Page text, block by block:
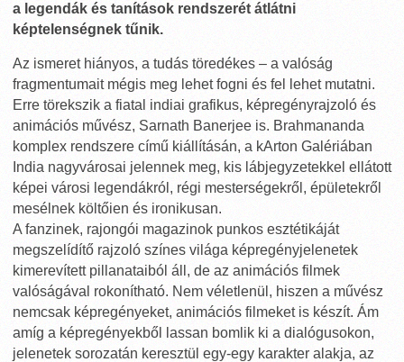
a legendák és tanítások rendszerét átlátni
képtelenségnek tűnik.
Az ismeret hiányos, a tudás töredékes – a valóság
fragmentumait mégis meg lehet fogni és fel lehet mutatni.
Erre törekszik a fiatal indiai grafikus, képregényrajzoló és
animációs művész, Sarnath Banerjee is. Brahmananda
komplex rendszere című kiállításán, a kArton Galériában
India nagyvárosai jelennek meg, kis lábjegyzetekkel ellátott
képei városi legendákról, régi mesterségekről, épületekről
mesélnek költőien és ironikusan.
A fanzinek, rajongói magazinok punkos esztétikáját
megszelídítő rajzoló színes világa képregényjelenetek
kimerevített pillanataiból áll, de az animációs filmek
valóságával rokonítható. Nem véletlenül, hiszen a művész
nemcsak képregényeket, animációs filmeket is készít. Ám
amíg a képregényekből lassan bomlik ki a dialógusokon,
jelenetek sorozatán keresztül egy-egy karakter alakja, az